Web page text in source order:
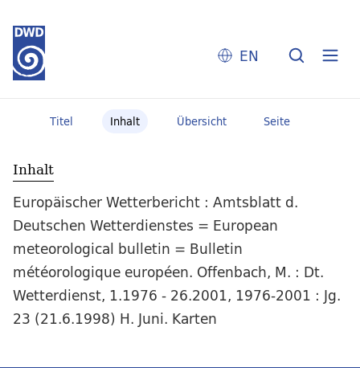
EN
Titel Inhalt Übersicht Seite
Inhalt
Europäischer Wetterbericht : Amtsblatt d.
Deutschen Wetterdienstes = European
meteorological bulletin = Bulletin
météorologique européen. Offenbach, M. : Dt.
Wetterdienst, 1.1976 - 26.2001, 1976-2001 : Jg.
23 (21.6.1998) H. Juni. Karten